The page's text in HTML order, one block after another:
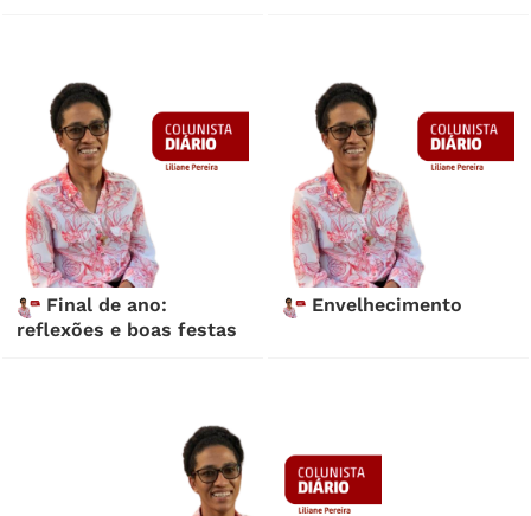
Final de ano:
reflexões e boas festas
Envelhecimento